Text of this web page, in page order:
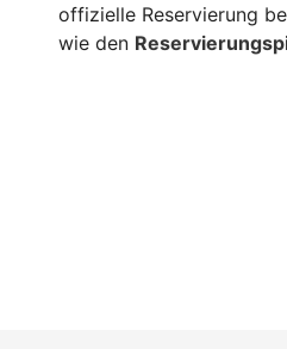
offizielle Reservierung
wie den